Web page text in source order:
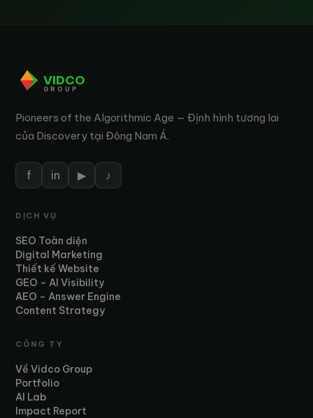
VIDCO
GROUP
Pioneers of the Algorithmic Age — Định hình tương lai
của Discovery tại Đông Nam Á.
f in ▶ ♪
DỊCH VỤ
SEO Toàn diện
Digital Marketing
Thiết kế Website
GEO – AI Visibility
AEO – Answer Engine
Content Strategy
CÔNG TY
Về Vidco Group
Portfolio
AI Lab
Impact Report